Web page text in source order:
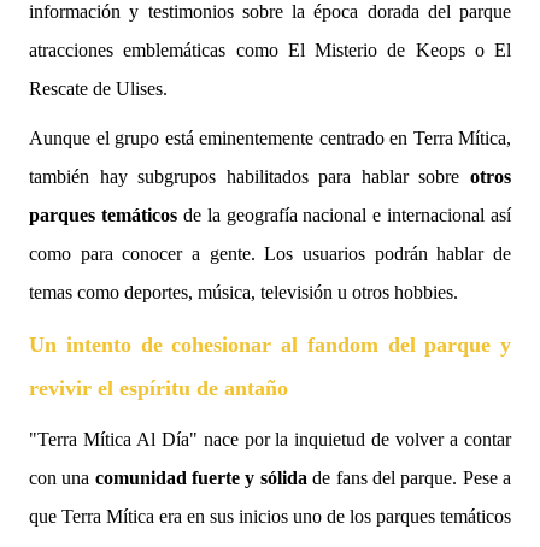
información y testimonios sobre la época dorada del parque
atracciones emblemáticas como El Misterio de Keops o El
Rescate de Ulises.
Aunque el grupo está eminentemente centrado en Terra Mítica,
también hay subgrupos habilitados para hablar sobre otros
parques temáticos de la geografía nacional e internacional así
como para conocer a gente. Los usuarios podrán hablar de
temas como deportes, música, televisión u otros hobbies.
Un intento de cohesionar al fandom del parque y
revivir el espíritu de antaño
"Terra Mítica Al Día" nace por la inquietud de volver a contar
con una comunidad fuerte y sólidade fans del parque. Pese a
que Terra Mítica era en sus inicios uno de los parques temáticos